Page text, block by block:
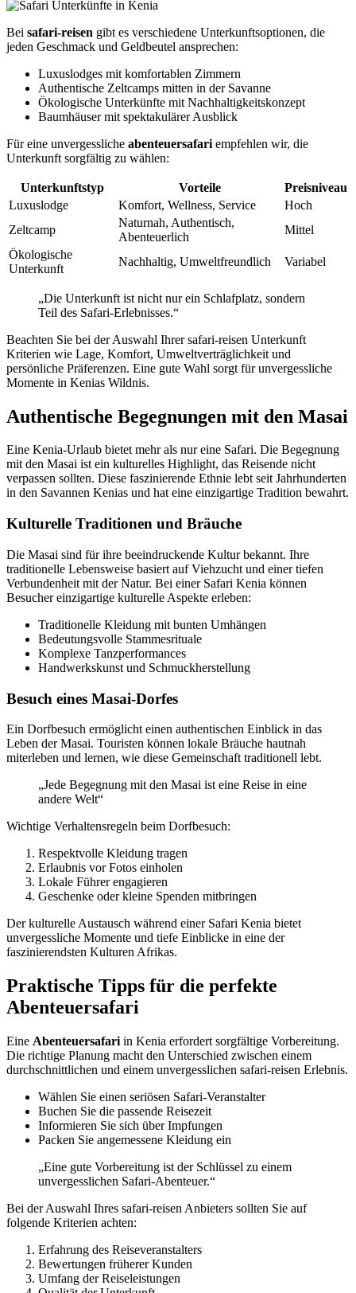
Bei safari-reisen gibt es verschiedene Unterkunftsoptionen, die
jeden Geschmack und Geldbeutel ansprechen:
Luxuslodges mit komfortablen Zimmern
Authentische Zeltcamps mitten in der Savanne
Ökologische Unterkünfte mit Nachhaltigkeitskonzept
Baumhäuser mit spektakulärer Ausblick
Für eine unvergessliche abenteuersafari empfehlen wir, die
Unterkunft sorgfältig zu wählen:
Unterkunftstyp Vorteile
Preisniveau
Luxuslodge
Komfort, Wellness, Service
Hoch
Zeltcamp
Naturnah, Authentisch,
Abenteuerlich
Mittel
Ökologische
Unterkunft
Nachhaltig, Umweltfreundlich Variabel
„Die Unterkunft ist nicht nur ein Schlafplatz, sondern
Teil des Safari-Erlebnisses.“
Beachten Sie bei der Auswahl Ihrer safari-reisen Unterkunft
Kriterien wie Lage, Komfort, Umweltverträglichkeit und
persönliche Präferenzen. Eine gute Wahl sorgt für unvergessliche
Momente in Kenias Wildnis.
Authentische Begegnungen mit den Masai
Eine Kenia-Urlaub bietet mehr als nur eine Safari. Die Begegnung
mit den Masai ist ein kulturelles Highlight, das Reisende nicht
verpassen sollten. Diese faszinierende Ethnie lebt seit Jahrhunderten
in den Savannen Kenias und hat eine einzigartige Tradition bewahrt.
Kulturelle Traditionen und Bräuche
Die Masai sind für ihre beeindruckende Kultur bekannt. Ihre
traditionelle Lebensweise basiert auf Viehzucht und einer tiefen
Verbundenheit mit der Natur. Bei einer Safari Kenia können
Besucher einzigartige kulturelle Aspekte erleben:
Traditionelle Kleidung mit bunten Umhängen
Bedeutungsvolle Stammesrituale
Komplexe Tanzperformances
Handwerkskunst und Schmuckherstellung
Besuch eines Masai-Dorfes
Ein Dorfbesuch ermöglicht einen authentischen Einblick in das
Leben der Masai. Touristen können lokale Bräuche hautnah
miterleben und lernen, wie diese Gemeinschaft traditionell lebt.
„Jede Begegnung mit den Masai ist eine Reise in eine
andere Welt“
Wichtige Verhaltensregeln beim Dorfbesuch:
Respektvolle Kleidung tragen
Erlaubnis vor Fotos einholen
Lokale Führer engagieren
Geschenke oder kleine Spenden mitbringen
Der kulturelle Austausch während einer Safari Kenia bietet
unvergessliche Momente und tiefe Einblicke in eine der
faszinierendsten Kulturen Afrikas.
Praktische Tipps für die perfekte
Abenteuersafari
Eine Abenteuersafari in Kenia erfordert sorgfältige Vorbereitung.
Die richtige Planung macht den Unterschied zwischen einem
durchschnittlichen und einem unvergesslichen safari-reisen Erlebnis.
Wählen Sie einen seriösen Safari-Veranstalter
Buchen Sie die passende Reisezeit
Informieren Sie sich über Impfungen
Packen Sie angemessene Kleidung ein
„Eine gute Vorbereitung ist der Schlüssel zu einem
unvergesslichen Safari-Abenteuer.“
Bei der Auswahl Ihres safari-reisen Anbieters sollten Sie auf
folgende Kriterien achten:
Erfahrung des Reiseveranstalters
Bewertungen früherer Kunden
Umfang der Reiseleistungen